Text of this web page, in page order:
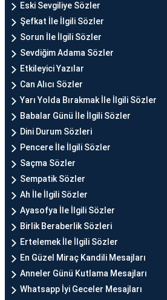
Eski Sevgiliye Sözler
Şefkat İle İlgili Sözler
Sorun İle İlgili Sözler
Sevdiğim Adama Sözler
Etkileyici Yazılar
Can Alıcı Sözler
Yarı Yolda Bırakmak İle İlgili Sözler
Babalar Günü İle İlgili Sözler
Dini Durum Sözleri
Pencere İle İlgili Sözler
Saçma Sözler
Sempatik Sözler
Ah İle İlgili Sözler
Ayasofya İle İlgili Sözler
Birlik Beraberlik Sözleri
Ertelemek İle İlgili Sözler
En Güzel Miraç Kandili Mesajları
Anneler Günü Kutlama Mesajları
Whatsapp İyi Geceler Mesajları